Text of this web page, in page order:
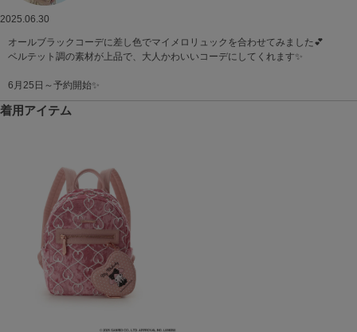
2025.06.30
オールブラックコーデに差し色でマイメロリュックを合わせてみました💕
ベルテット調の素材が上品で、大人かわいいコーデにしてくれます✨️
6月25日～予約開始✨️
着用アイテム